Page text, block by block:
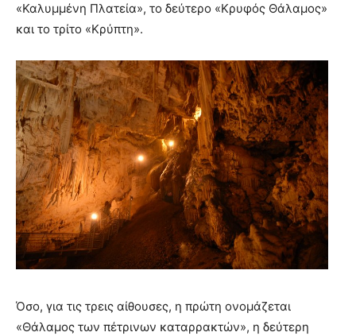
«Καλυμμένη Πλατεία», το δεύτερο «Κρυφός Θάλαμος»
και το τρίτο «Κρύπτη».
Όσο, για τις τρεις αίθουσες, η πρώτη ονομάζεται
«Θάλαμος των πέτρινων καταρρακτών», η δεύτερη